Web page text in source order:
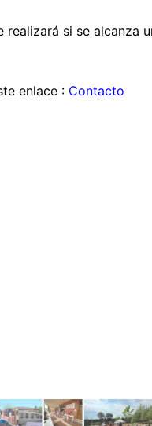
realizará si se alcanza
enlace : Contacto